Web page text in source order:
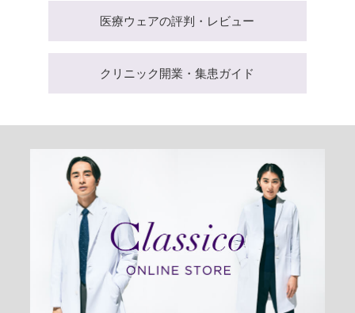
医療ウェアの評判・レビュー
クリニック開業・集患ガイド